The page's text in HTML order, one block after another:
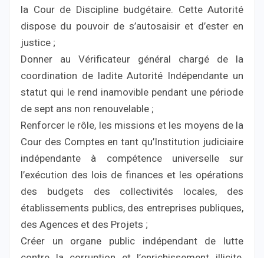
la Cour de Discipline budgétaire. Cette Autorité
dispose du pouvoir de s’autosaisir et d’ester en
justice ;
Donner au Vérificateur général chargé de la
coordination de ladite Autorité Indépendante un
statut qui le rend inamovible pendant une période
de sept ans non renouvelable ;
Renforcer le rôle, les missions et les moyens de la
Cour des Comptes en tant qu’Institution judiciaire
indépendante à compétence universelle sur
l’exécution des lois de finances et les opérations
des budgets des collectivités locales, des
établissements publics, des entreprises publiques,
des Agences et des Projets ;
Créer un organe public indépendant de lutte